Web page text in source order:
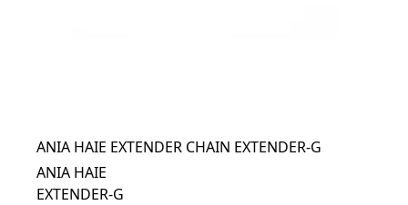
ANIA HAIE EXTENDER CHAIN EXTENDER-G
ANIA HAIE
EXTENDER-G